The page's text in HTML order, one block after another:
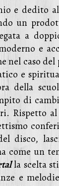
e dedito
un
a
e
nel caso del
e
della
di
Rispetto
disco,
come un
la scelta
e